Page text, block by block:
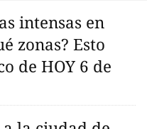
intensas en
zonas? Esto
de HOY 6 de